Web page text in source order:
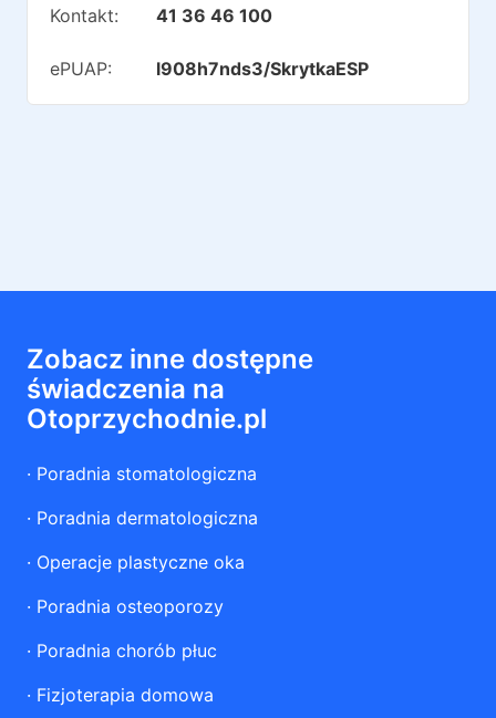
Kontakt: 41 36 46 100
ePUAP: l908h7nds3/SkrytkaESP
Zobacz inne dostępne
świadczenia na
Otoprzychodnie.pl
· Poradnia stomatologiczna
· Poradnia dermatologiczna
· Operacje plastyczne oka
· Poradnia osteoporozy
· Poradnia chorób płuc
· Fizjoterapia domowa